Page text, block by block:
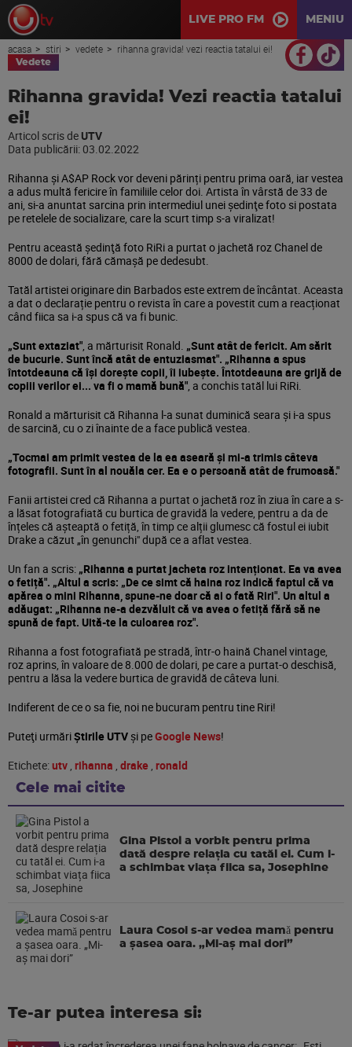
LIVE PRO FM MENIU
acasa stiri vedete rihanna gravida! vezi reactia tatalui ei!
Vedete
Rihanna gravida! Vezi reactia tatalui
ei!
Articol scris de UTV
Data publicării: 03.02.2022
Rihanna și A$AP Rock vor deveni părinți pentru prima oară, iar vestea
a adus multă fericire în familiile celor doi. Artista în vârstă de 33 de
ani, si-a anuntat sarcina prin intermediul unei şedinţe foto si postata
pe retelele de socializare, care la scurt timp s-a viralizat!
Pentru această şedinţă foto RiRi a purtat o jachetă roz Chanel de
8000 de dolari, fără cămaşă pe dedesubt.
Tatăl artistei originare din Barbados este extrem de încântat. Aceasta
a dat o declarație pentru o revista în care a povestit cum a reacționat
când fiica sa i-a spus că va fi bunic.
„Sunt extaziat", a mărturisit Ronald. „Sunt atât de fericit. Am sărit
de bucurie. Sunt încă atât de entuziasmat". „Rihanna a spus
întotdeauna că își dorește copii, îi iubește. Întotdeauna are grijă de
copiii verilor ei... va fi o mamă bună", a conchis tatăl lui RiRi.
Ronald a mărturisit că Rihanna l-a sunat duminică seara și i-a spus
de sarcină, cu o zi înainte de a face publică vestea.
„Tocmai am primit vestea de la ea aseară și mi-a trimis câteva
fotografii. Sunt în al nouăla cer. Ea e o persoană atât de frumoasă."
Fanii artistei cred că Rihanna a purtat o jachetă roz în ziua în care a s-
a lăsat fotografiată cu burtica de gravidă la vedere, pentru a da de
înțeles că așteaptă o fetiță, în timp ce alții glumesc că fostul ei iubit
Drake a căzut „în genunchi" după ce a aflat vestea.
Un fan a scris: „Rihanna a purtat jacheta roz intenționat. Ea va avea
o fetiță". „Altul a scris: „De ce simt că haina roz indică faptul că va
apărea o mini Rihanna, spune-ne doar că ai o fată Riri". Un altul a
adăugat: „Rihanna ne-a dezvăluit că va avea o fetiță fără să ne
spună de fapt. Uită-te la culoarea roz".
Rihanna a fost fotografiată pe stradă, într-o haină Chanel vintage,
roz aprins, în valoare de 8.000 de dolari, pe care a purtat-o deschisă,
pentru a lăsa la vedere burtica de gravidă de câteva luni.
Indiferent de ce o sa fie, noi ne bucuram pentru tine Riri!
Puteţi urmăriȘtirile UTVşi peGoogle News!
Etichete:utv , rihanna , drake , ronald
Cele mai citite
Gina Pistol a vorbit pentru prima
dată despre relația cu tatăl ei. Cum i-
a schimbat viața fiica sa, Josephine
Laura Cosoi s-ar vedea mamǎ pentru
a şasea oara. „Mi-aș mai dori”
Te-ar putea interesa si: